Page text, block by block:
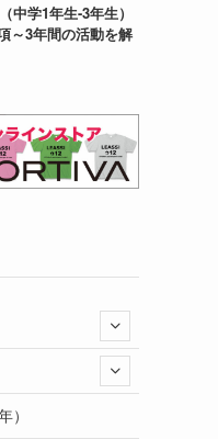
中学1年生-3年生）
～3年間の活動を解
）